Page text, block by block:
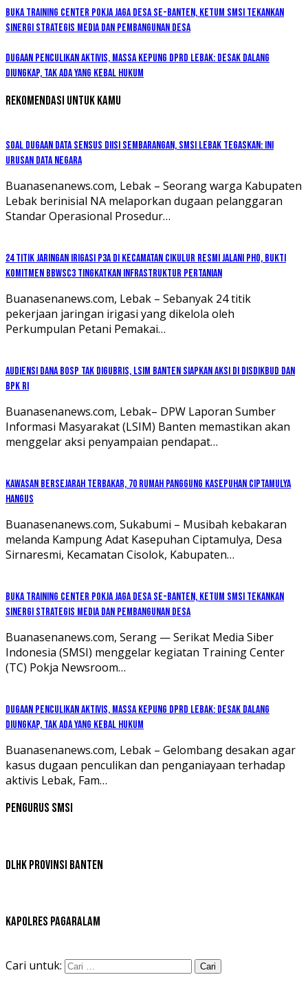
Buka Training Center Pokja Jaga Desa se-Banten, Ketum SMSI Tekankan
Sinergi Strategis Media dan Pembangunan Desa
Dugaan Penculikan Aktivis, Massa Kepung DPRD Lebak: Desak Dalang
Diungkap, Tak Ada yang Kebal Hukum
Rekomendasi untuk kamu
Soal Dugaan Data Sensus Diisi Sembarangan, SMSI Lebak Tegaskan: Ini
Urusan Data Negara
Buanasenanews.com, Lebak – Seorang warga Kabupaten
Lebak berinisial NA melaporkan dugaan pelanggaran
Standar Operasional Prosedur…
24 Titik Jaringan Irigasi P3A di Kecamatan Cikulur Resmi Jalani PHO, Bukti
Komitmen BBWSC3 Tingkatkan Infrastruktur Pertanian
Buanasenanews.com, Lebak – Sebanyak 24 titik
pekerjaan jaringan irigasi yang dikelola oleh
Perkumpulan Petani Pemakai…
Audiensi Dana BOSP Tak Digubris, LSIM Banten Siapkan Aksi di Disdikbud dan
BPK RI
Buanasenanews.com, Lebak– DPW Laporan Sumber
Informasi Masyarakat (LSIM) Banten memastikan akan
menggelar aksi penyampaian pendapat…
Kawasan Bersejarah Terbakar, 70 Rumah Panggung Kasepuhan Ciptamulya
Hangus
Buanasenanews.com, Sukabumi – Musibah kebakaran
melanda Kampung Adat Kasepuhan Ciptamulya, Desa
Sirnaresmi, Kecamatan Cisolok, Kabupaten…
Buka Training Center Pokja Jaga Desa se-Banten, Ketum SMSI Tekankan
Sinergi Strategis Media dan Pembangunan Desa
Buanasenanews.com, Serang — Serikat Media Siber
Indonesia (SMSI) menggelar kegiatan Training Center
(TC) Pokja Newsroom…
Dugaan Penculikan Aktivis, Massa Kepung DPRD Lebak: Desak Dalang
Diungkap, Tak Ada yang Kebal Hukum
Buanasenanews.com, Lebak – Gelombang desakan agar
kasus dugaan penculikan dan penganiayaan terhadap
aktivis Lebak, Fam…
Pengurus SMSI
DLHK Provinsi Banten
Kapolres Pagaralam
Cari untuk: